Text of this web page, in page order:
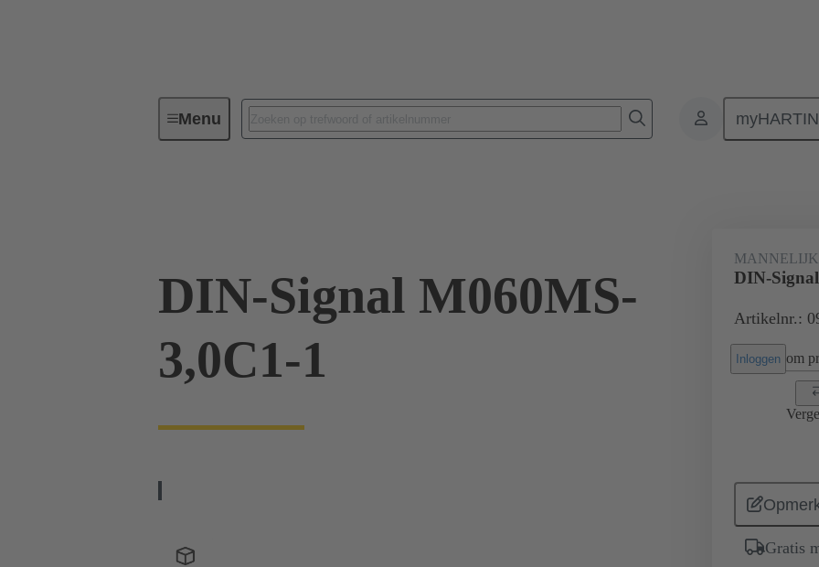
MenuConnectivity apparaat Printplaat-naar-printplaat connectoren Producten
DIN-Signal M060MS-
3,0C1-1
DIN-
Artikelnr.:
Inloggen om
Gratis